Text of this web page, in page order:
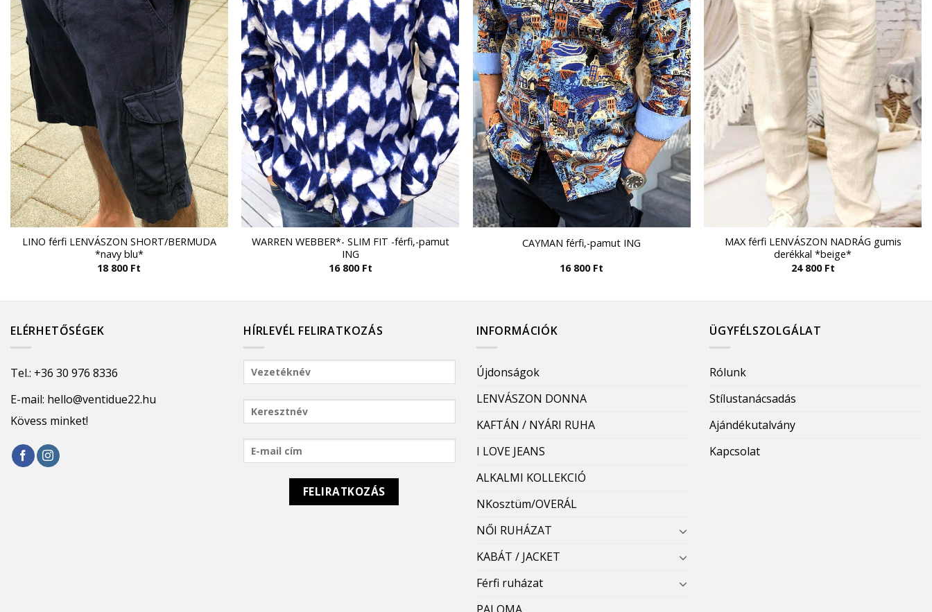
LINO férfi LENVÁSZON SHORT/BERMUDA
*navy blu*
18 800 Ft
WARREN WEBBER*- SLIM FIT -férfi,-pamut
ING
16 800 Ft
CAYMAN férfi,-pamut ING
16 800 Ft
MAX férfi LENVÁSZON NADRÁG gumis
derékkal *beige*
24 800 Ft
ELÉRHETŐSÉGEK
Tel.: +36 30 976 8336
E-mail: hello@ventidue22.hu
Kövess minket!
HÍRLEVÉL FELIRATKOZÁS INFORMÁCIÓK
Újdonságok
LENVÁSZON DONNA
KAFTÁN / NYÁRI RUHA
I LOVE JEANS
ALKALMI KOLLEKCIÓ
NKosztüm/OVERÁL
NŐI RUHÁZAT
KABÁT / JACKET
Férfi ruházat
ÜGYFÉLSZOLGÁLAT
Rólunk
Stílustanácsadás
Ajándékutalvány
Kapcsolat